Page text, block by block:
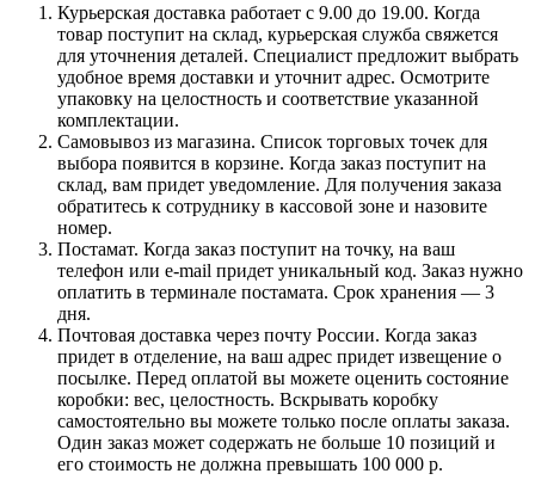
Курьерская доставка работает с 9.00 до 19.00. Когда
товар поступит на склад, курьерская служба свяжется
для уточнения деталей. Специалист предложит выбрать
удобное время доставки и уточнит адрес. Осмотрите
упаковку на целостность и соответствие указанной
комплектации.
Самовывоз из магазина. Список торговых точек для
выбора появится в корзине. Когда заказ поступит на
склад, вам придет уведомление. Для получения заказа
обратитесь к сотруднику в кассовой зоне и назовите
номер.
Постамат. Когда заказ поступит на точку, на ваш
телефон или e-mail придет уникальный код. Заказ нужно
оплатить в терминале постамата. Срок хранения — 3
дня.
Почтовая доставка через почту России. Когда заказ
придет в отделение, на ваш адрес придет извещение о
посылке. Перед оплатой вы можете оценить состояние
коробки: вес, целостность. Вскрывать коробку
самостоятельно вы можете только после оплаты заказа.
Один заказ может содержать не больше 10 позиций и
его стоимость не должна превышать 100 000 р.